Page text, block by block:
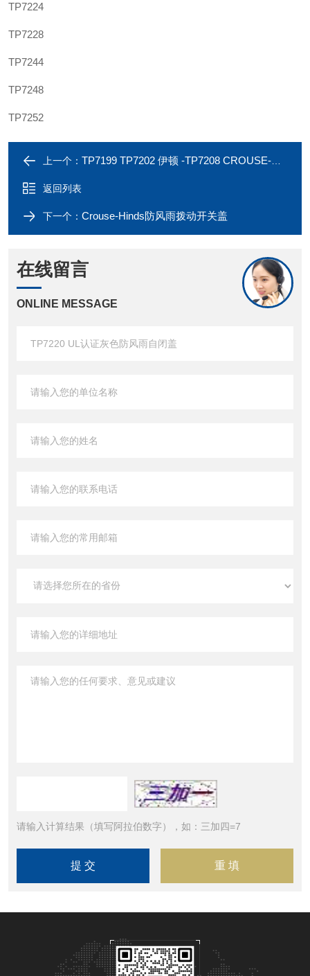
TP7224
TP7228
TP7244
TP7248
TP7252
上一个： TP7199 TP7202 伊顿 -TP7208 CROUSE-HINDS UL防风雨自闭盖
返回列表
下一个： Crouse-Hinds防风雨拨动开关盖
在线留言
ONLINE MESSAGE
请输入计算结果（填写阿拉伯数字），如：三加四=7